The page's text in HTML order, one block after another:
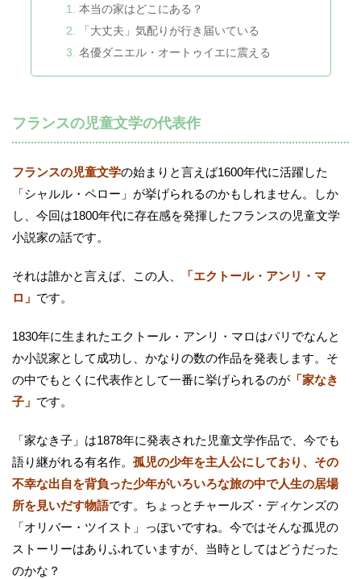
本当の家はどこにある？
「大丈夫」気配りが行き届いている
名優ダニエル・オートゥイエに震える
フランスの児童文学の代表作
フランスの児童文学の始まりと言えば1600年代に活躍した
「シャルル・ペロー」が挙げられるのかもしれません。しか
し、今回は1800年代に存在感を発揮したフランスの児童文学
小説家の話です。
それは誰かと言えば、この人、
「エクトール・アンリ・マ
ロ」 です。
1830年に生まれたエクトール・アンリ・マロはパリでなんと
か小説家として成功し、かなりの数の作品を発表します。そ
の中でもとくに代表作として一番に挙げられるのが 「家なき
子」 です。
「家なき子」は1878年に発表された児童文学作品で、今でも
語り継がれる有名作。 孤児の少年を主人公にしており、その
不幸な出自を背負った少年がいろいろな旅の中で人生の居場
所を見いだす物語です。ちょっとチャールズ・ディケンズの
「オリバー・ツイスト」っぽいですね。今ではそんな孤児の
ストーリーはありふれていますが、当時としてはどうだった
のかな？